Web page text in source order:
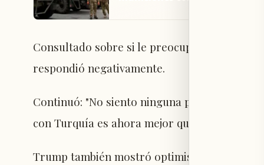
Consultado sobre si le preocupa que
respondió negativamente.
Continuó: "No siento ninguna preocupación
con Turquía es ahora mejor que nunca".
Trump también mostró optimismo respecto a